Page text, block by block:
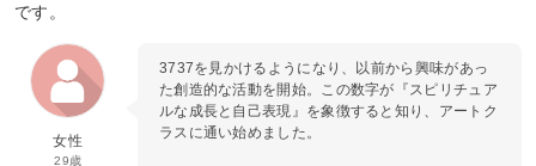
です。
女性
29歳
3737を見かけるようになり、以前から興味があっ
た創造的な活動を開始。この数字が『スピリチュア
ルな成長と自己表現』を象徴すると知り、アートク
ラスに通い始めました。